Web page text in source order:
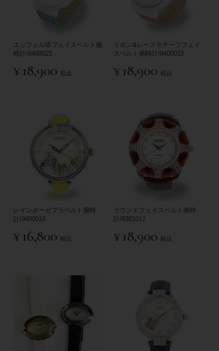
エッフェル塔フェイスベルト腕
時計/9400023
¥ 18,900 税込
リボン&レースモチーフフェイ
スベルト腕時計/9400022
¥ 18,900 税込
レインボーゼブラベルト腕時
計/9400019
¥ 16,800 税込
ラウンドフェイスベルト腕時
計/9301012
¥ 18,900 税込